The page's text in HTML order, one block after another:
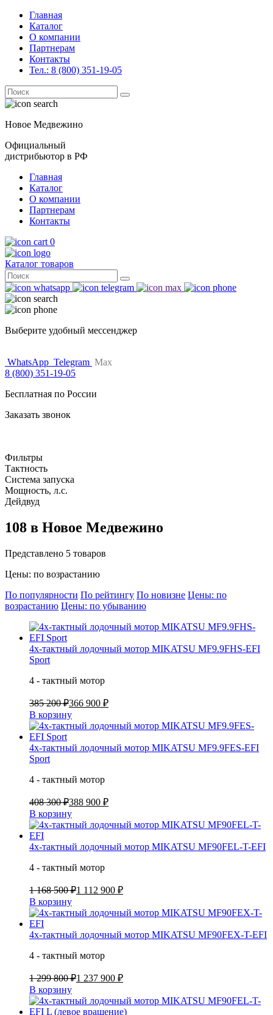
Главная
Каталог
О компании
Партнерам
Контакты
Тел.: 8 (800) 351-19-05
Поиск
for:
Новое Медвежино
Официальный
дистрибьютор в РФ
Главная
Каталог
О компании
Партнерам
Контакты
0
Каталог товаров
Поиск
for:
Выберите удобный мессенджер
WhatsApp Telegram Max
8 (800) 351-19-05
Бесплатная по России
Заказать звонок
Фильтры
Тактность
Система запуска
Мощность, л.с.
Дейдвуд
108 в Новое Медвежино
Представлено 5 товаров
Цены: по возрастанию
По популярности По рейтингу По новизне Цены: по
возрастанию Цены: по убыванию
4х-тактный лодочный мотор MIKATSU MF9.9FHS-EFI
Sport
4 - тактный мотор
385 200 ₽366 900 ₽
В корзину
4х-тактный лодочный мотор MIKATSU MF9.9FES-EFI
Sport
4 - тактный мотор
408 300 ₽388 900 ₽
В корзину
4х-тактный лодочный мотор MIKATSU MF90FEL-T-EFI
4 - тактный мотор
1 168 500 ₽1 112 900 ₽
В корзину
4х-тактный лодочный мотор MIKATSU MF90FEX-T-EFI
4 - тактный мотор
1 299 800 ₽1 237 900 ₽
В корзину